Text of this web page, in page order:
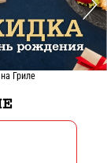
Гриле